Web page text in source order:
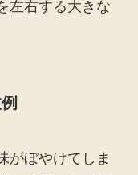
左右する大きな
がぼやけてしま